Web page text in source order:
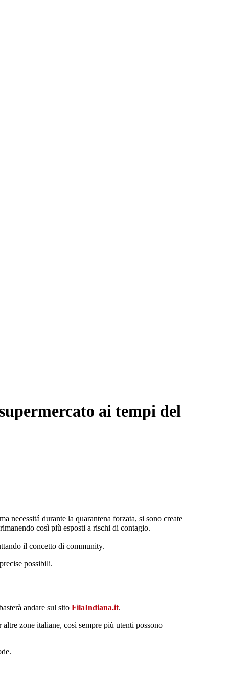
ai tempi del
necessitá durante la quarantena forzata, si sono create
così più esposti a rischi di contagio.
il concetto di community.
possibili.
andare sul sito FilaIndiana.it.
zone italiane, così sempre più utenti possono